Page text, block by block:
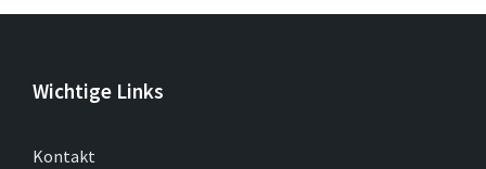
Wichtige Links
Kontakt